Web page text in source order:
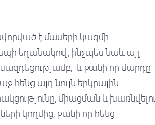
է մասերի կազմի
եղանակով, ինչպես նաև այլ
և քանի որ մարդը
այդ նույն երկրային
միացման և խառնվելու
կողմից, քանի որ հենց